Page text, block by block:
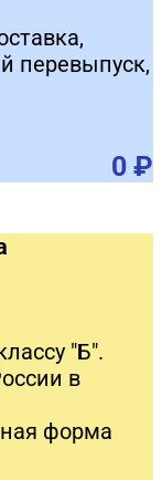
перевыпуск,
0 ₽
"Б".
в
форма